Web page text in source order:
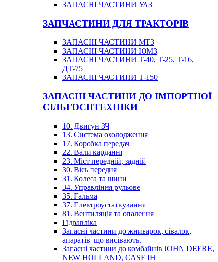
ЗАПАСНІ ЧАСТИНИ УАЗ
ЗАПЧАСТИНИ ДЛЯ ТРАКТОРІВ
ЗАПАСНІ ЧАСТИНИ МТЗ
ЗАПАСНІ ЧАСТИНИ ЮМЗ
ЗАПАСНІ ЧАСТИНИ Т-40, Т-25, Т-16,
ДТ-75
ЗАПАСНІ ЧАСТИНИ Т-150
ЗАПАСНІ ЧАСТИНИ ДО ІМПОРТНОЇ
СІЛЬГОСПТЕХНІКИ
10. Двигун ЗЧ
13. Система охолодження
17. Коробка передач
22. Вали карданні
23. Міст передній, задній
30. Вісь передня
31. Колеса та шини
34. Управління рульове
35. Гальма
37. Електроустаткування
81. Вентиляція та опалення
Гідравліка
Запасні частини до жниварок, сівалок,
апаратів, що висівають.
Запасні частини до комбайнів JOHN DEERE,
NEW HOLLAND, CASE IH